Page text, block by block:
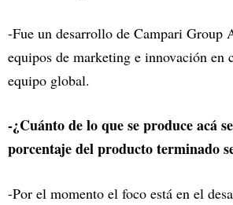
-Fue un desarrollo de Campari Group
equipos de marketing e innovación en
equipo global.
-¿Cuánto de lo que se produce acá
porcentaje del producto terminado
-Por el momento el foco está en el